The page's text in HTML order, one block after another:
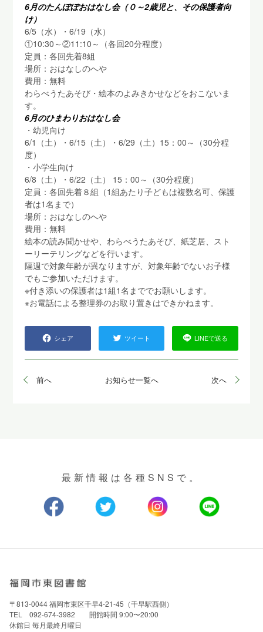
6月のたんぽぽおはなし会（０～2歳児と、その保護者向
け）
6/5（水）・6/19（水）
①10:30～②11:10～（各回20分程度）
定員：各回先着8組
場所：おはなしのへや
費用：無料
わらべうたあそび・絵本のよみきかせなどをおこないま
す。
6月のひまわりおはなし会
・幼児向け
6/1（土）・6/15（土）・6/29（土）15：00～（30分程
度）
・小学生向け
6/8（土）・6/22（土） 15：00～（30分程度）
定員：各回先着８組（1組あたり子どもは複数名可、保護
者は1名まで）
場所：おはなしのへや
費用：無料
絵本の読み聞かせや、わらべうたあそび、紙芝居、スト
ーリーテリングなどを行います。
隔週で対象年齢が異なりますが、対象年齢でないお子様
でもご参加いただけます。
※付き添いの保護者は1組1名まででお願いします。
※お電話による整理券のお取り置きはできかねます。
シェア ツイート LINEで送る
前へ お知らせ一覧へ 次へ
最新情報は各種SNSで。
〒813-0044 福岡市東区千早4-21-45（千早駅西側）
TEL 092-674-3982 開館時間 9:00〜20:00
休館日 毎月最終月曜日